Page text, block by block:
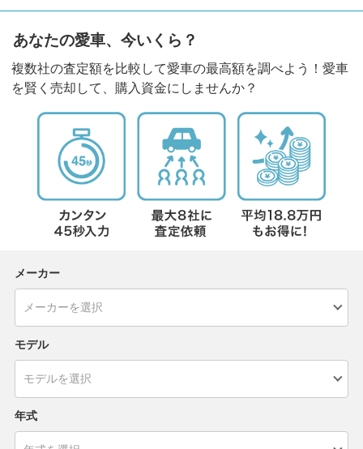
あなたの愛車、今いくら？
複数社の査定額を比較して愛車の最高額を調べよう！愛車
を賢く売却して、購入資金にしませんか？
メーカー
モデル
年式